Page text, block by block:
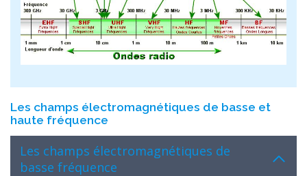
Les champs électromagnétiques de basse et
haute fréquence
Les champs électromagnétiques de
basse fréquence